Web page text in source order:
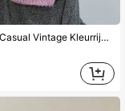
1 stuk/set Casual Vintage Kleurrijke Gradient Gebreide Sjaal & Muts Set, Warm & Winddicht voor Buiten, Dagelijkse Reis, Herfst/Winter, Zomer, Strand, Hoed, Vakantie, Reizen